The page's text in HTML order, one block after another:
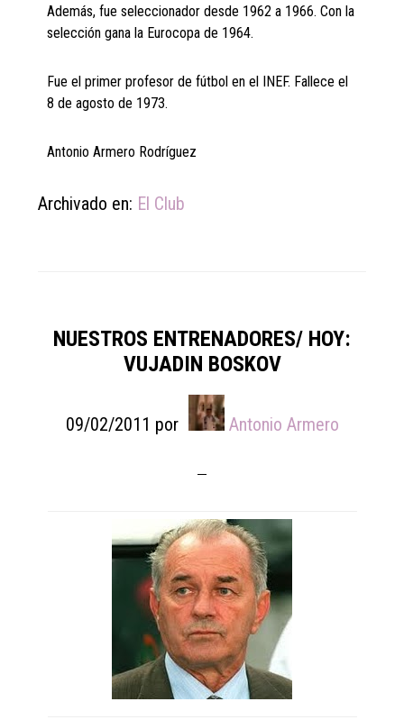
Además, fue seleccionador desde 1962 a 1966. Con la
selección gana la Eurocopa de 1964.
Fue el primer profesor de fútbol en el INEF. Fallece el
8 de agosto de 1973.
Antonio Armero Rodríguez
Archivado en: El Club
NUESTROS ENTRENADORES/ HOY:
VUJADIN BOSKOV
09/02/2011 por Antonio Armero